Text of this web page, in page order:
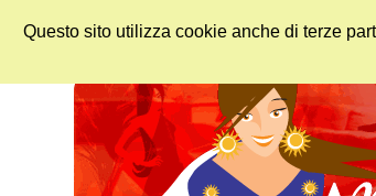
Questo sito utilizza cookie anche di terze